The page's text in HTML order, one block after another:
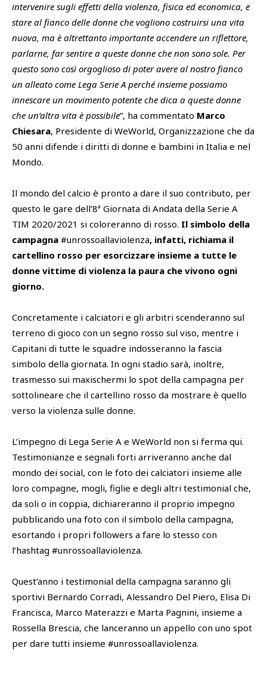
intervenire sugli effetti della violenza, fisica ed economica, e
stare al fianco delle donne che vogliono costruirsi una vita
nuova, ma è altrettanto importante accendere un riflettore,
parlarne, far sentire a queste donne che non sono sole. Per
questo sono così orgoglioso di poter avere al nostro fianco
un alleato come Lega Serie A perché insieme possiamo
innescare un movimento potente che dica a queste donne
che un’altra vita è possibile”, ha commentato Marco
Chiesara, Presidente di WeWorld, Organizzazione che da
50 anni difende i diritti di donne e bambini in Italia e nel
Mondo.
Il mondo del calcio è pronto a dare il suo contributo, per
questo le gare dell’8ª Giornata di Andata della Serie A
TIM 2020/2021 si coloreranno di rosso. Il simbolo della
campagna #unrossoallaviolenza, infatti, richiama il
cartellino rosso per esorcizzare insieme a tutte le
donne vittime di violenza la paura che vivono ogni
giorno.
Concretamente i calciatori e gli arbitri scenderanno sul
terreno di gioco con un segno rosso sul viso, mentre i
Capitani di tutte le squadre indosseranno la fascia
simbolo della giornata. In ogni stadio sarà, inoltre,
trasmesso sui maxischermi lo spot della campagna per
sottolineare che il cartellino rosso da mostrare è quello
verso la violenza sulle donne.
L’impegno di Lega Serie A e WeWorld non si ferma qui.
Testimonianze e segnali forti arriveranno anche dal
mondo dei social, con le foto dei calciatori insieme alle
loro compagne, mogli, figlie e degli altri testimonial che,
da soli o in coppia, dichiareranno il proprio impegno
pubblicando una foto con il simbolo della campagna,
esortando i propri followers a fare lo stesso con
l’hashtag #unrossoallaviolenza.
Quest’anno i testimonial della campagna saranno gli
sportivi Bernardo Corradi, Alessandro Del Piero, Elisa Di
Francisca, Marco Materazzi e Marta Pagnini, insieme a
Rossella Brescia, che lanceranno un appello con uno spot
per dare tutti insieme #unrossoallaviolenza.